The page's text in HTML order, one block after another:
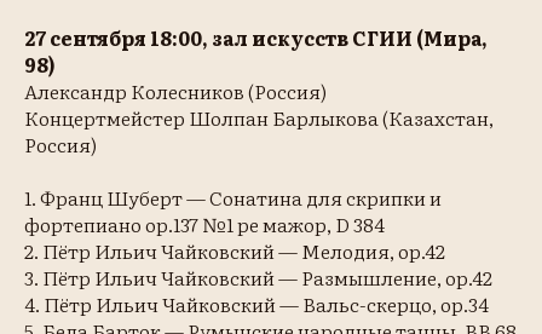
27 сентября 18:00, зал искусств СГИИ (Мира,
98)
Александр Колесников (Россия)
Концертмейстер Шолпан Барлыкова (Казахстан,
Россия)
1. Франц Шуберт — Сонатина для скрипки и
фортепиано op.137 №1 ре мажор, D 384
2. Пётр Ильич Чайковский — Мелодия, op.42
3. Пётр Ильич Чайковский — Размышление, op.42
4. Пётр Ильич Чайковский — Вальс-скерцо, op.34